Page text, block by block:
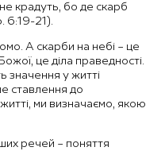
не крадуть, бо де скарб
6:19-21).
А скарби на небі – це
це діла праведності.
значення у житті
ставлення до
ми визначаємо, якою
речей – поняття